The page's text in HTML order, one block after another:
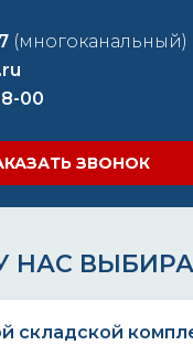
(многоканальный)
00
ЗВОНОК
НАС